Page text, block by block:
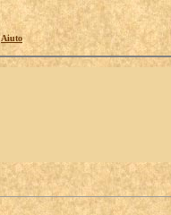
Aiuto